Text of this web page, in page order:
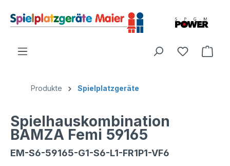
Produkte Spielplatzgeräte
Spielhauskombination
BAMZA Femi 59165
EM-S6-59165-G1-S6-L1-FR1P1-VF6